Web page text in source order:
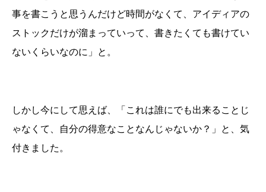
事を書こうと思うんだけど時間がなくて、アイディアの
ストックだけが溜まっていって、書きたくても書けてい
ないくらいなのに」と。
しかし今にして思えば、「これは誰にでも出来ることじ
ゃなくて、自分の得意なことなんじゃないか？」と、気
付きました。